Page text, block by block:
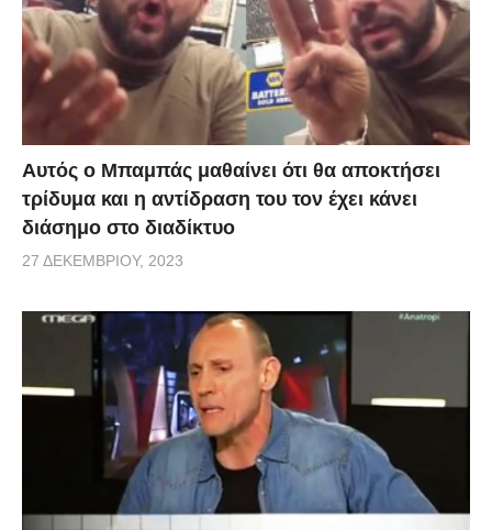
Αυτός ο Μπαμπάς μαθαίνει ότι θα αποκτήσει
τρίδυμα και η αντίδραση του τον έχει κάνει
διάσημο στο διαδίκτυο
27 ΔΕΚΕΜΒΡΊΟΥ, 2023